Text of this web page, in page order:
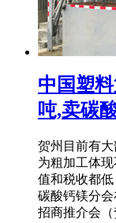
中国塑
吨,卖碳
贺州目前有
为粗加工体
值和税收都低
碳酸钙镁分
招商推介会（